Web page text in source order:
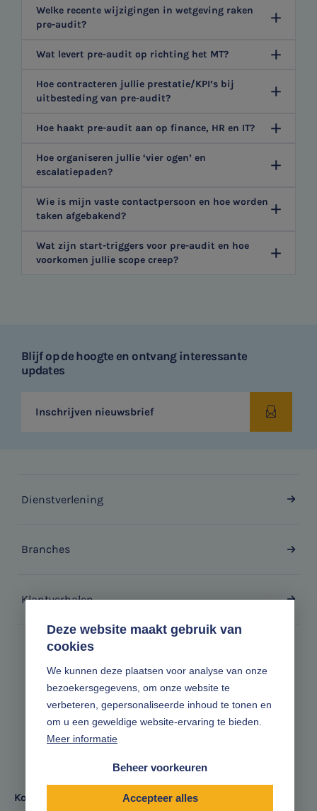
Deze website maakt gebruik van
cookies
We kunnen deze plaatsen voor analyse van onze
bezoekersgegevens, om onze website te
verbeteren, gepersonaliseerde inhoud te tonen en
om u een geweldige website-ervaring te bieden.
Meer informatie
Beheer voorkeuren
Accepteer alles
Kom met ons in contact
Welke recente wijzigingen in wetgeving raken
pre-audit?
Wat levert pre-audit op richting het MT?
Hoe contracteren jullie prestatie/KPI’s bij
uitbesteding van pre-audit?
Hoe haakt pre-audit aan op finance, HR en IT?
Hoe organiseren jullie ‘vier ogen’ en
escalatiepaden?
Wie is mijn vaste contactpersoon en hoe worden
taken afgebakend?
Wat zijn start-triggers voor pre-audit en hoe
voorkomen jullie scope creep?
Blijf op de hoogte en ontvang interessante
updates
Inschrijven nieuwsbrief
Dienstverlening
Branches
Klantverhalen
Volg ons online